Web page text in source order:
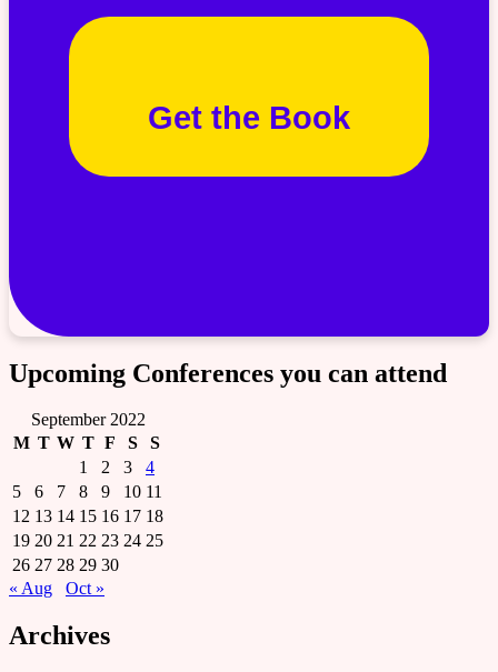
Get the Book
Upcoming Conferences you can attend
September 2022
M T W T F S
S
1
2 3
4
5
6 7 8 9 10 11
12 13 14 15 16 17 18
19 20 21 22 23 24 25
26 27 28 29 30
« Aug
Oct »
Archives